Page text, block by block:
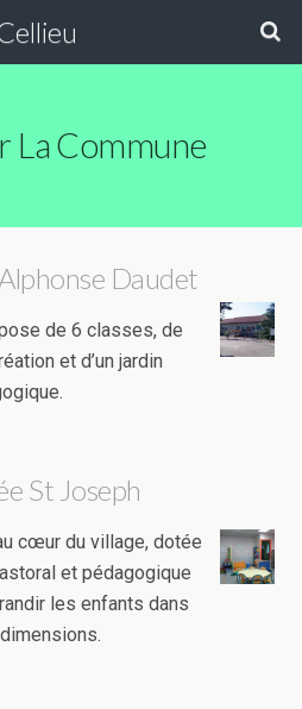
La Commune
Daudet
de 6 classes, de
et d’un jardin
St Joseph
cœur du village, dotée
et pédagogique
les enfants dans